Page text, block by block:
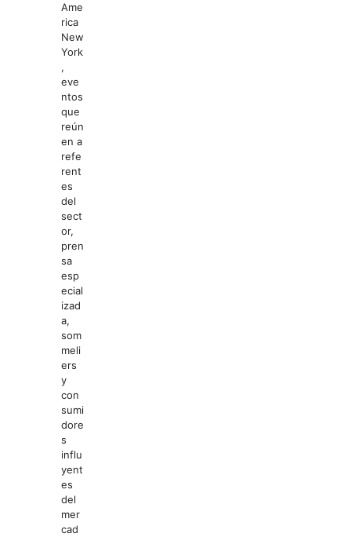
Ame
rica
New
York
,
eve
ntos
que
reún
en a
refe
rent
es
del
sect
or,
pren
sa
esp
ecial
izad
a,
som
meli
ers
y
con
sumi
dore
s
influ
yent
es
del
mer
cad